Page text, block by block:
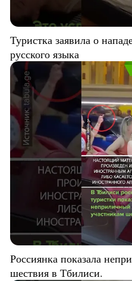
Туристка заявила о
русского языка
Россиянка показала
шествия в Тбилиси.